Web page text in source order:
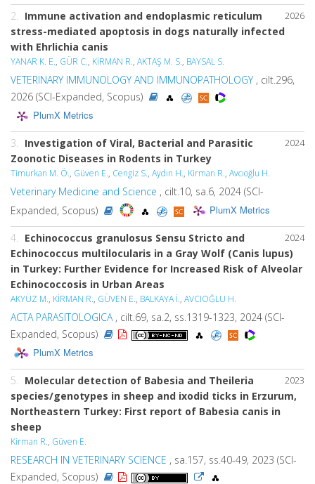
2026
2. Immune activation and endoplasmic reticulum
stress-mediated apoptosis in dogs naturally infected
with Ehrlichia canis
YANAR K. E., GÜR C., KİRMAN R., AKTAŞ M. S., BAYSAL S.
VETERINARY IMMUNOLOGY AND IMMUNOPATHOLOGY , cilt.296,
2026 (SCI-Expanded, Scopus)
PlumX Metrics
2024
3. Investigation of Viral, Bacterial and Parasitic
Zoonotic Diseases in Rodents in Turkey
Timurkan M. Ö., Güven E., Cengiz S., Aydın H., Kirman R., Avcıoğlu H.
Veterinary Medicine and Science , cilt.10, sa.6, 2024 (SCI-
Expanded, Scopus)
PlumX Metrics
2024
4. Echinococcus granulosus Sensu Stricto and
Echinococcus multilocularis in a Gray Wolf (Canis lupus)
in Turkey: Further Evidence for Increased Risk of Alveolar
Echinococcosis in Urban Areas
AKYÜZ M., KİRMAN R., GÜVEN E., BALKAYA İ., AVCIOĞLU H.
ACTA PARASITOLOGICA, cilt.69, sa.2, ss.1319-1323, 2024 (SCI-
Expanded, Scopus)
PlumX Metrics
2023
5. Molecular detection of Babesia and Theileria
species/genotypes in sheep and ixodid ticks in Erzurum,
Northeastern Turkey: First report of Babesia canis in
sheep
Kirman R., Güven E.
RESEARCH IN VETERINARY SCIENCE , sa.157, ss.40-49, 2023 (SCI-
Expanded, Scopus)